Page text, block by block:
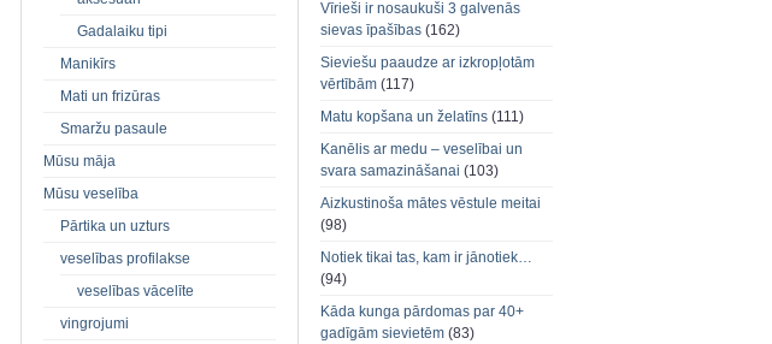
Gadalaiku tipi
Manikīrs
Mati un frizūras
Smaržu pasaule
Mūsu māja
Mūsu veselība
Pārtika un uzturs
veselības profilakse
veselības vācelīte
vingrojumi
Vīrieši ir nosaukuši 3 galvenās
sievas īpašības (162)
Sieviešu paaudze ar izkropļotām
vērtībām (117)
Matu kopšana un želatīns (111)
Kanēlis ar medu – veselībai un
svara samazināšanai (103)
Aizkustinoša mātes vēstule meitai
(98)
Notiek tikai tas, kam ir jānotiek…
(94)
Kāda kunga pārdomas par 40+
gadīgām sievietēm (83)